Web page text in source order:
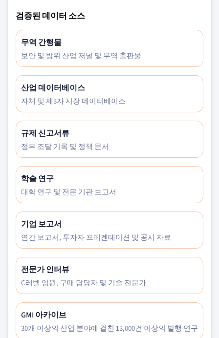
검증된 데이터 소스
무역 간행물
보안 및 방위 산업 저널 및 무역 출판물
산업 데이터베이스
자체 및 제3자 시장 데이터베이스
규제 신고서류
정부 조달 기록 및 정책 문서
학술 연구
대학 연구 및 전문 기관 보고서
기업 보고서
연간 보고서, 투자자 프레젠테이션 및 공시 자료
전문가 인터뷰
C레벨 임원, 구매 담당자 및 기술 전문가
GMI 아카이브
30개 이상의 산업 분야에 걸친 13,000건 이상의 발행 연구